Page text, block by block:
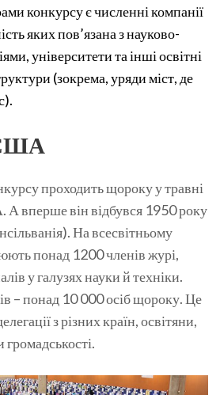
конкурсу є численні компанії
яких пов’язана з науково-
університети та інші освітні
(зокрема, уряди міст, де
проходить щороку у травні
вперше він відбувся 1950 року
На всесвітньому
понад 1200 членів журі,
у галузях науки й техніки.
– понад 10 000 осіб щороку. Це
з різних країн, освітяни,